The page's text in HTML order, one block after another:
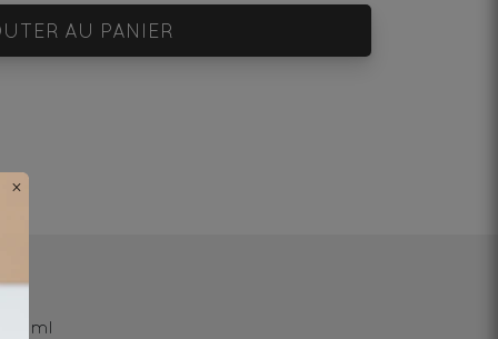
AU PANIER
×